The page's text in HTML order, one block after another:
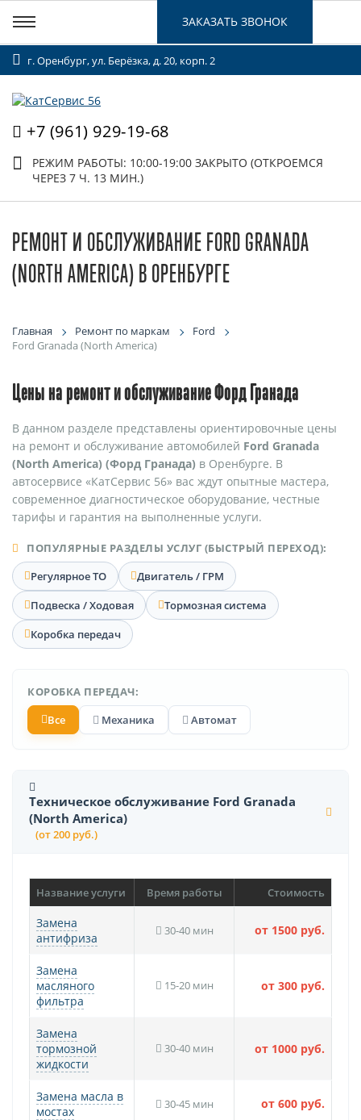
г. Оренбург, ул. Берёзка, д. 20, корп. 2
+7 (961) 929-19-68
РЕЖИМ РАБОТЫ: 10:00-19:00 ЗАКРЫТО (ОТКРОЕМСЯ
ЧЕРЕЗ 7 Ч. 13 МИН.)
ЗАКАЗАТЬ ЗВОНОК
РЕМОНТ И ОБСЛУЖИВАНИЕ FORD GRANADA
(NORTH AMERICA) В ОРЕНБУРГЕ
Главная Ремонт по маркам
Ford
Ford Granada (North America)
Цены на ремонт и обслуживание Форд Гранада
В данном разделе представлены ориентировочные цены
на ремонт и обслуживание автомобилей Ford Granada
(North America) (Форд Гранада) в Оренбурге. В
автосервисе «КатСервис 56» вас ждут опытные мастера,
современное диагностическое оборудование, честные
тарифы и гарантия на выполненные услуги.
ПОПУЛЯРНЫЕ РАЗДЕЛЫ УСЛУГ (БЫСТРЫЙ ПЕРЕХОД):
Регулярное ТО
Двигатель / ГРМ
Подвеска / Ходовая
Тормозная система
Коробка передач
КОРОБКА ПЕРЕДАЧ:
Все
Механика Автомат
Техническое обслуживание Ford Granada
(North America)
(от 200 руб.)
Название услуги Время работы Стоимость
Замена
антифриза
30-40 мин от 1500 руб.
Замена
масляного
фильтра
15-20 мин от 300 руб.
Замена
тормозной
жидкости
30-40 мин от 1000 руб.
Замена масла в
мостах
30-45 мин от 600 руб.